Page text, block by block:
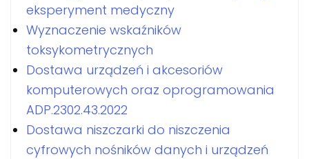
eksperyment medyczny
Wyznaczenie wskaźników
toksykometrycznych
Dostawa urządzeń i akcesoriów
komputerowych oraz oprogramowania
ADP.2302.43.2022
Dostawa niszczarki do niszczenia
cyfrowych nośników danych i urządzeń